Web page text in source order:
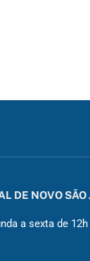
DE NOVO SÃO
a sexta de